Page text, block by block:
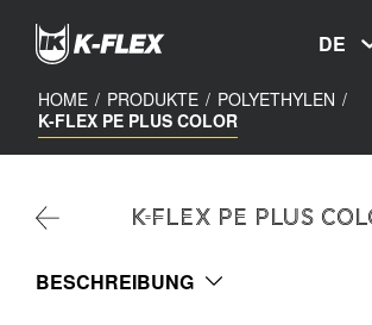
content
DE
HOME / PRODUKTE / POLYETHYLEN /
K-FLEX PE PLUS COLOR
K-FLEX PE PLUS
BESCHREIBUNG